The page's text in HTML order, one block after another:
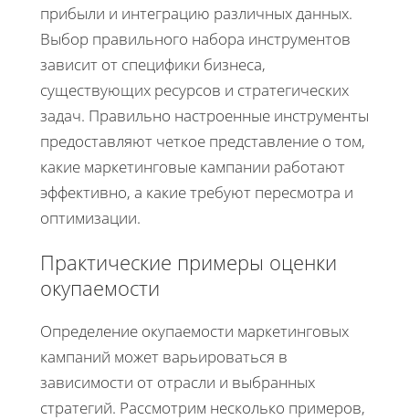
прибыли и интеграцию различных данных.
Выбор правильного набора инструментов
зависит от специфики бизнеса,
существующих ресурсов и стратегических
задач. Правильно настроенные инструменты
предоставляют четкое представление о том,
какие маркетинговые кампании работают
эффективно, а какие требуют пересмотра и
оптимизации.
Практические примеры оценки
окупаемости
Определение окупаемости маркетинговых
кампаний может варьироваться в
зависимости от отрасли и выбранных
стратегий. Рассмотрим несколько примеров,